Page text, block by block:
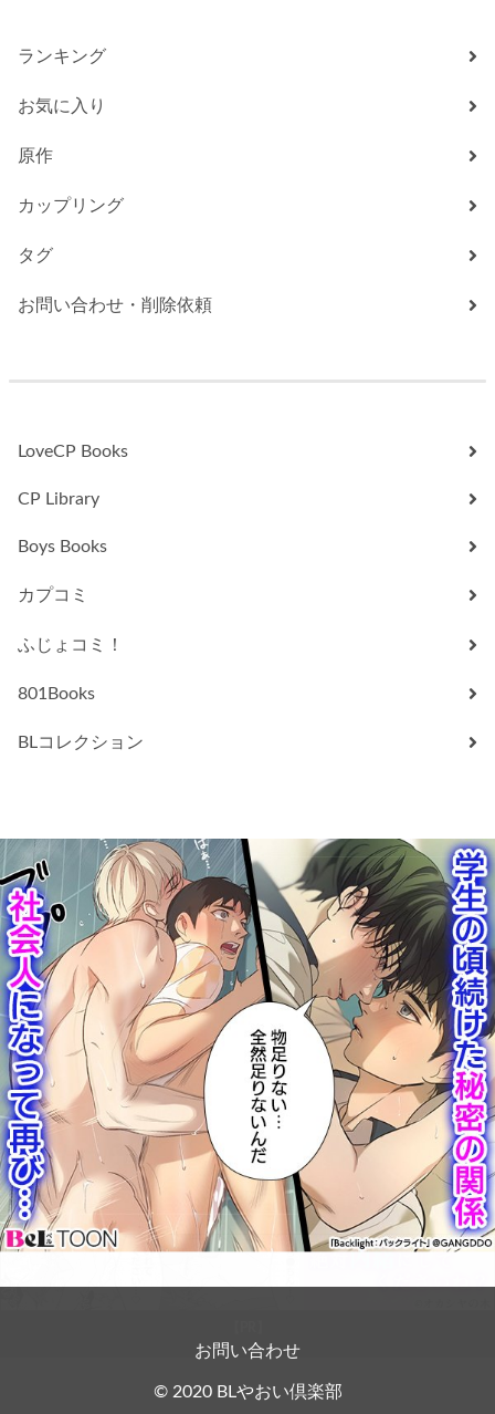
【PR】
ランキング
お気に入り
原作
カップリング
タグ
お問い合わせ・削除依頼
LoveCP Books
CP Library
Boys Books
カプコミ
ふじょコミ！
801Books
BLコレクション
お問い合わせ
© 2020 BLやおい倶楽部